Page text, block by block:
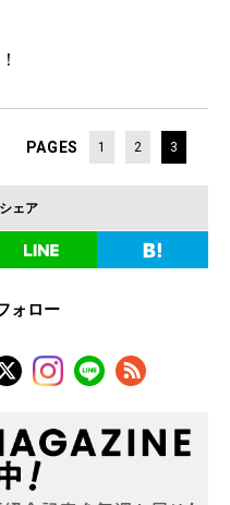
PAGES 1 2 3
ェア
ォロー